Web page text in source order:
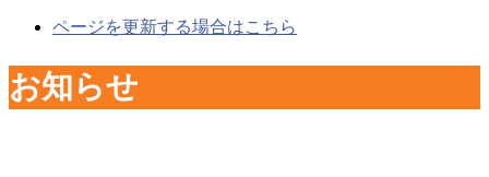
ページを更新する場合はこちら
お知らせ